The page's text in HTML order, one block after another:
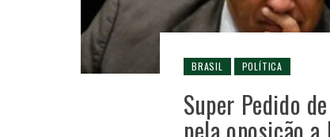
BRASIL POLÍTICA
Super Pedido